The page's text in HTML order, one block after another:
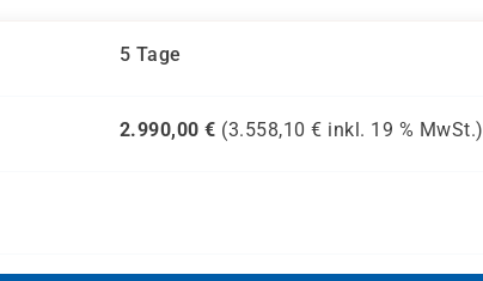
5 Tage
2.990,00 € (3.558,10 € inkl. 19 % MwSt.)